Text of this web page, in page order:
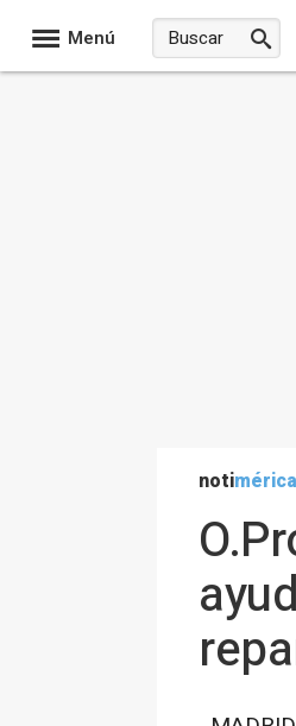
Menú
notimérica